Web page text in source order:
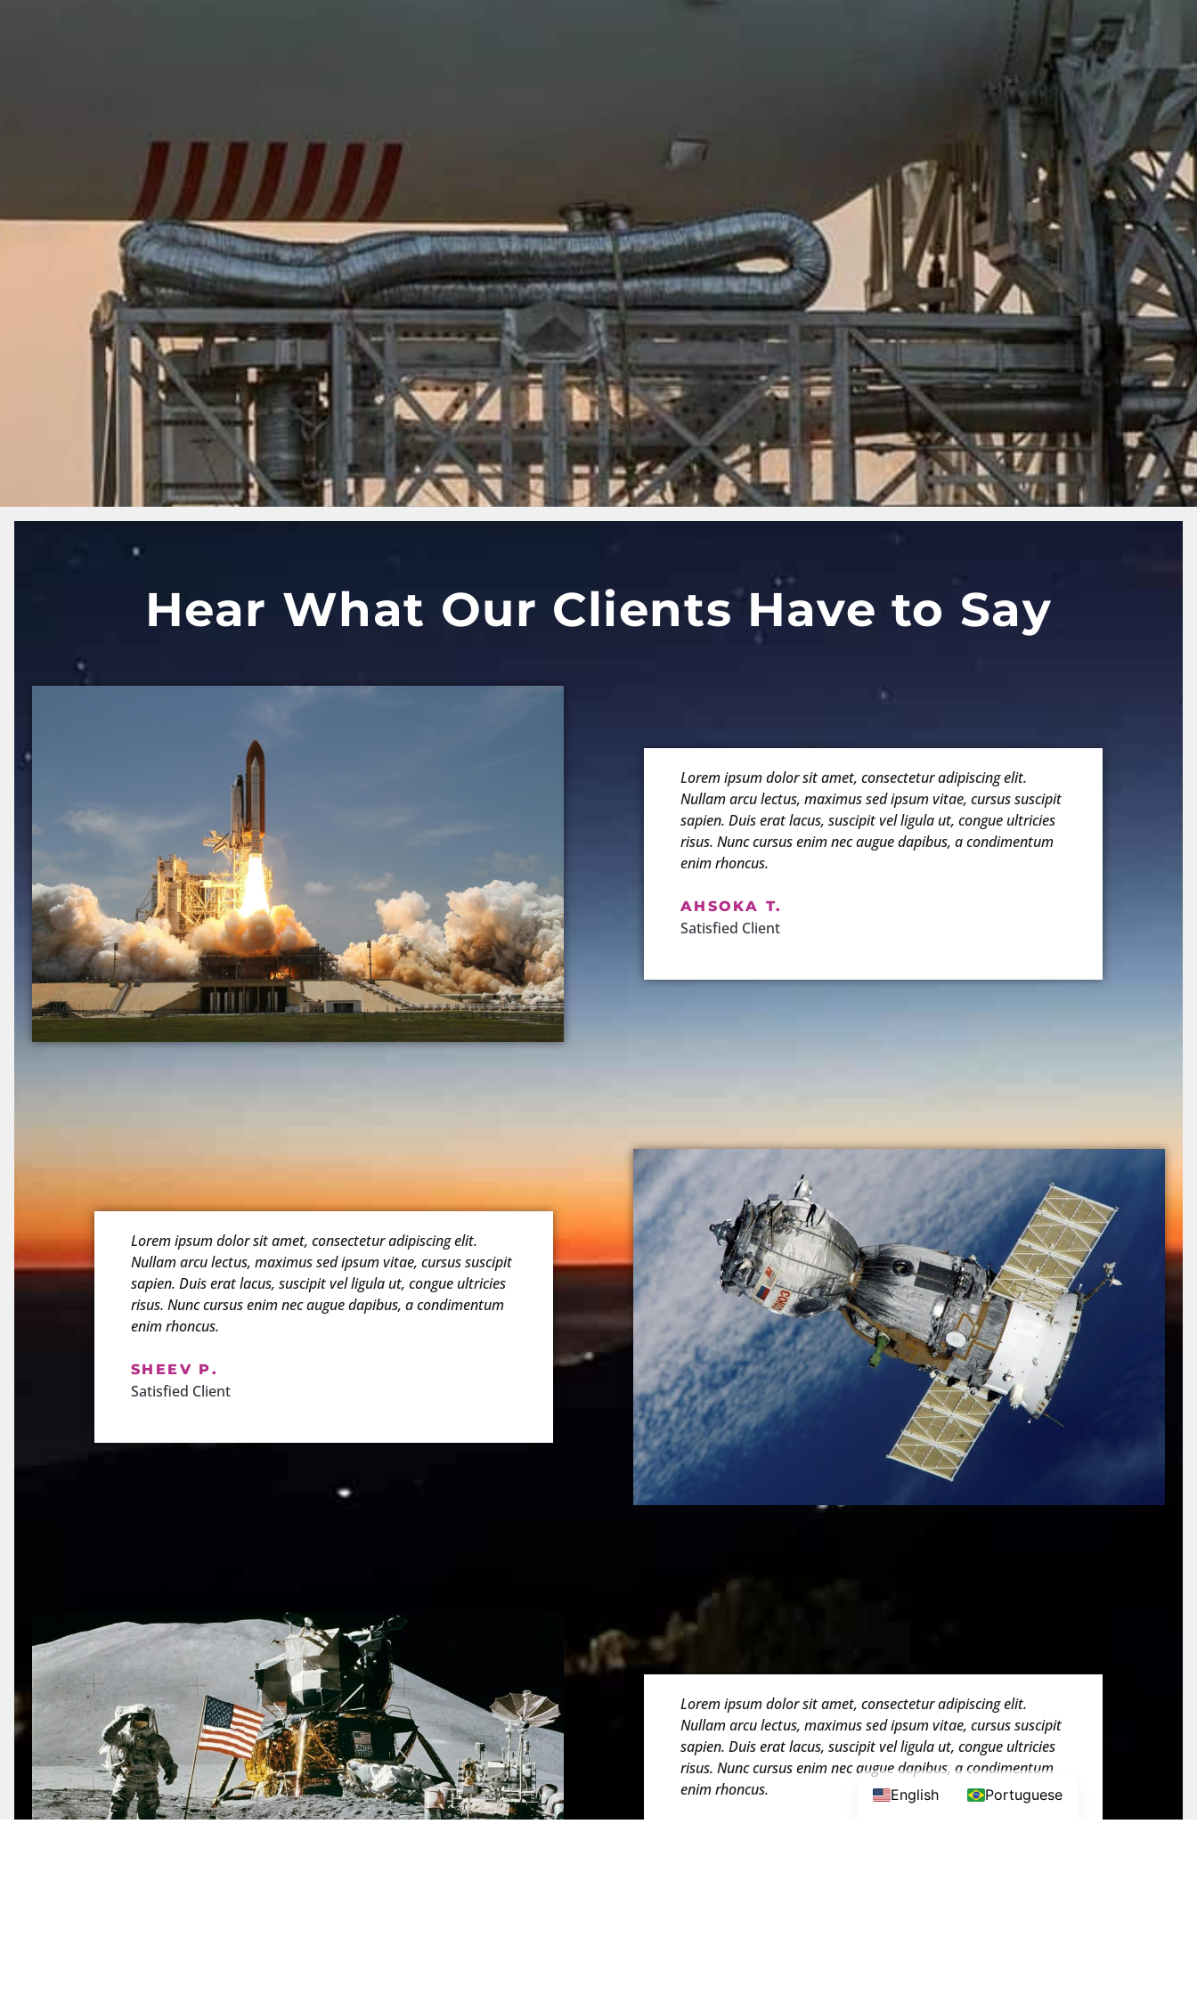
Hear What Our Clients Have to Say
Lorem ipsum dolor sit amet, consectetur adipiscing elit.
Nullam arcu lectus, maximus sed ipsum vitae, cursus suscipit
sapien. Duis erat lacus, suscipit vel ligula ut, congue ultricies
risus. Nunc cursus enim nec augue dapibus, a condimentum
enim rhoncus.
AHSOKA T.
Satisfied Client
Lorem ipsum dolor sit amet, consectetur adipiscing elit.
Nullam arcu lectus, maximus sed ipsum vitae, cursus suscipit
sapien. Duis erat lacus, suscipit vel ligula ut, congue ultricies
risus. Nunc cursus enim nec augue dapibus, a condimentum
enim rhoncus.
SHEEV P.
Satisfied Client
Lorem ipsum dolor sit amet, consectetur adipiscing elit.
Nullam arcu lectus, maximus sed ipsum vitae, cursus suscipit
sapien. Duis erat lacus, suscipit vel ligula ut, congue ultricies
risus. Nunc cursus enim nec augue dapibus, a condimentum
enim rhoncus.
English Portuguese